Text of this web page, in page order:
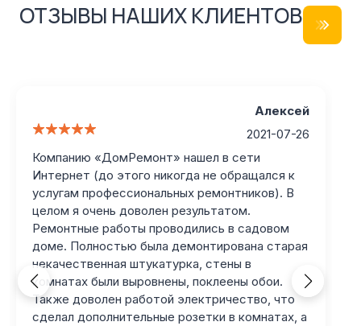
ОТЗЫВЫ НАШИХ КЛИЕНТОВ
Алексей
2021-07-26
Компанию «ДомРемонт» нашел в сети
Интернет (до этого никогда не обращался к
услугам профессиональных ремонтников). В
целом я очень доволен результатом.
Ремонтные работы проводились в садовом
доме. Полностью была демонтирована старая
некачественная штукатурка, стены в
комнатах были выровнены, поклеены обои.
Также доволен работой электричество, что
сделал дополнительные розетки в комнатах, а